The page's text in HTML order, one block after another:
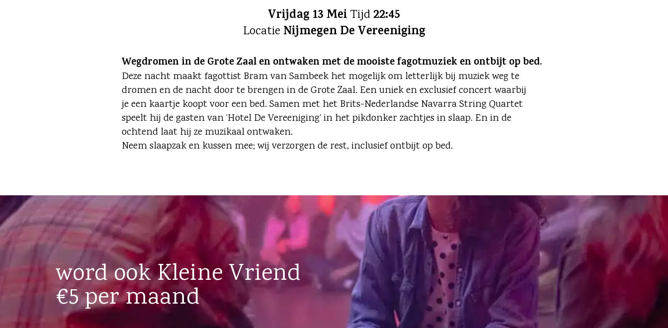
Vrijdag 13 Mei Tijd22:45
Locatie Nijmegen De Vereeniging
Wegdromen in de Grote Zaal en ontwaken met de mooiste fagotmuziek en ontbijt op bed.
Deze nacht maakt fagottist Bram van Sambeek het mogelijk om letterlijk bij muziek weg te
dromen en de nacht door te brengen in de Grote Zaal. Een uniek en exclusief concert waarbij
je een kaartje koopt voor een bed. Samen met het Brits-Nederlandse Navarra String Quartet
speelt hij de gasten van ‘Hotel De Vereeniging’ in het pikdonker zachtjes in slaap. En in de
ochtend laat hij ze muzikaal ontwaken.
Neem slaapzak en kussen mee; wij verzorgen de rest, inclusief ontbijt op bed.
word ook Kleine Vriend
€5 per maand